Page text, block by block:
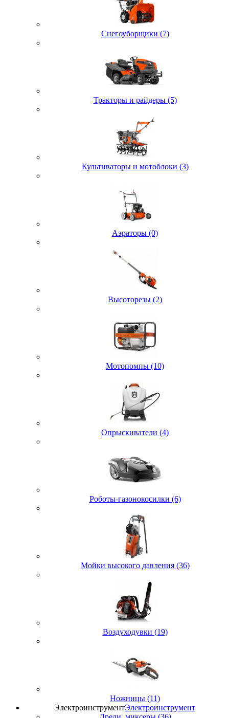
Снегоуборщики (7)
Тракторы и райдеры (5)
Культиваторы и мотоблоки (3)
Аэраторы (0)
Высоторезы (2)
Мотопомпы (10)
Опрыскиватели (4)
Роботы-газонокосилки (6)
Мойки высокого давления (36)
Воздуходувки (19)
Ножницы (11)
ЭлектроинструментЭлектроинструмент